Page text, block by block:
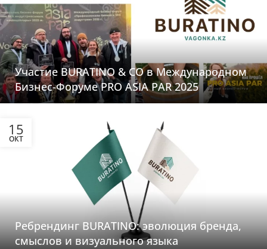
Участие BURATINO & CO в Международном
Бизнес-Форуме PRO ASIA PAR 2025
15
ОКТ
Ребрендинг BURATINO: эволюция бренда,
смыслов и визуального языка